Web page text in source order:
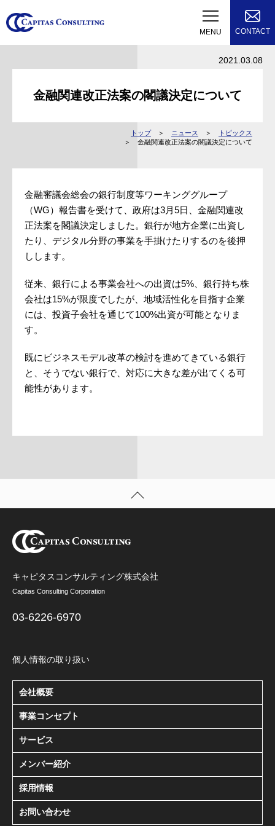
MENU CONTACT
2021.03.08
金融関連改正法案の閣議決定について
トップ ニュース
トピックス
金融関連改正法案の閣議決定について
金融審議会総会の銀行制度等ワーキンググループ
（WG）報告書を受けて、政府は3月5日、金融関連改
正法案を閣議決定しました。銀行が地方企業に出資し
たり、デジタル分野の事業を手掛けたりするのを後押
しします。
従来、銀行による事業会社への出資は5%、銀行持ち株
会社は15%が限度でしたが、地域活性化を目指す企業
には、投資子会社を通じて100%出資が可能となりま
す。
既にビジネスモデル改革の検討を進めてきている銀行
と、そうでない銀行で、対応に大きな差が出てくる可
能性があります。
キャピタスコンサルティング株式会社
Capitas Consulting Corporation
03-6226-6970
個人情報の取り扱い
会社概要
事業コンセプト
サービス
メンバー紹介
採用情報
お問い合わせ